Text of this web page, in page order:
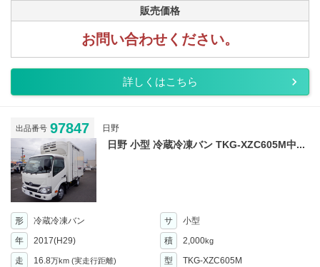
販売価格
お問い合わせください。
詳しくはこちら
出品番号 97847 日野
日野 小型 冷蔵冷凍バン TKG-XZC605M中...
形 冷蔵冷凍バン サ
小型
年
2017(H29) 積 2,000kg
走 16.8万km (実走行距離) 型
TKG-XZC605M